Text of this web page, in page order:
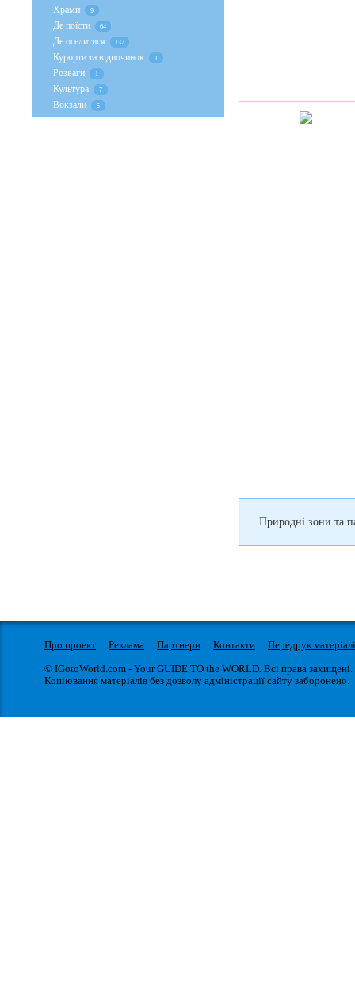
Природні зони та
Храми 9
Де поїсти 64
Де оселитися 137
Курорти та відпочинок 1
Розваги 1
Культура 7
Вокзали 5
Про проект Реклама Партнери Контакти
Передрук
© IGotoWorld.com - Your GUIDE TO the WORLD. Всі права захищені.
Копіювання матеріалів без дозволу адміністрації сайту заборонено.